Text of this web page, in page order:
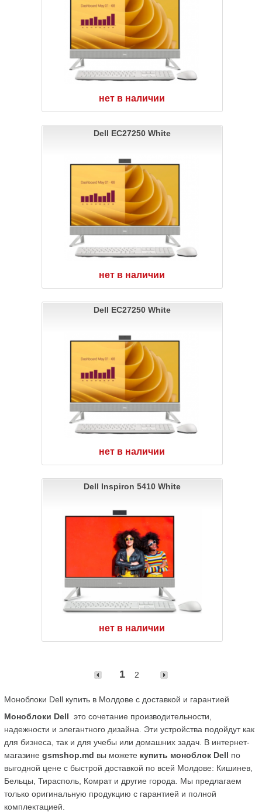
нет в наличии
Dell EC27250 White
нет в наличии
Dell EC27250 White
нет в наличии
Dell Inspiron 5410 White
нет в наличии
1 2
Моноблоки Dell купить в Молдове с доставкой и гарантией
Моноблоки Dell
  это сочетание производительности,
надежности и элегантного дизайна. Эти устройства подойдут как
для бизнеса, так и для учебы или домашних задач. В интернет-
магазине gsmshop.md вы можете купить моноблок Dell по
выгодной цене с быстрой доставкой по всей Молдове: Кишинев,
Бельцы, Тирасполь, Комрат и другие города. Мы предлагаем
только оригинальную продукцию с гарантией и полной
комплектацией.